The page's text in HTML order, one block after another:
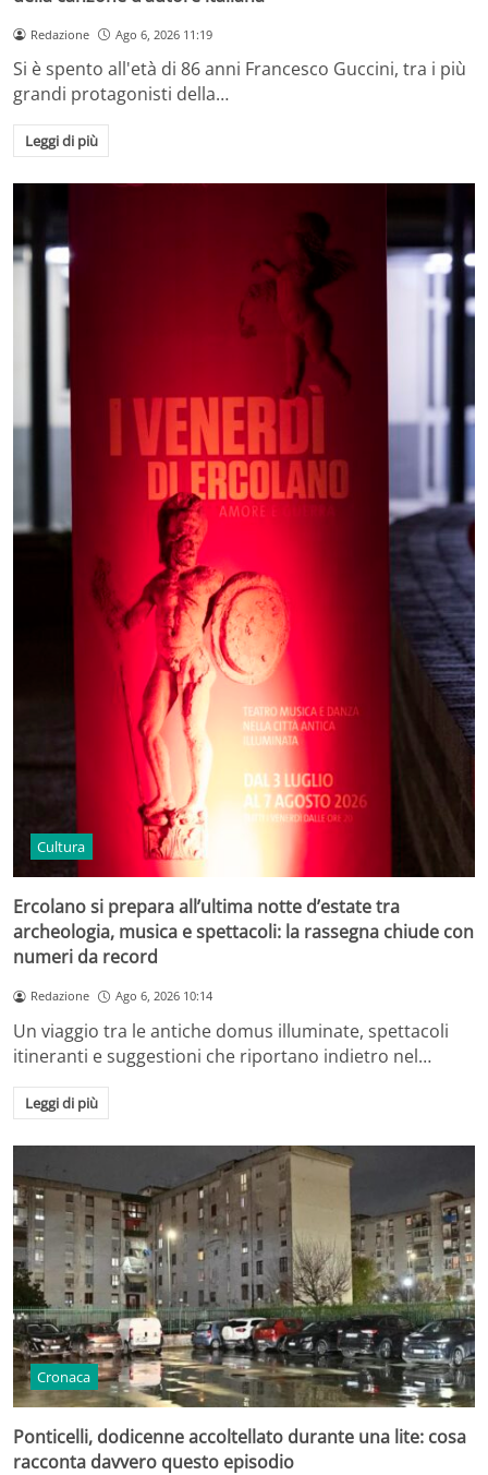
Redazione Ago 6, 2026 11:19
Si è spento all'età di 86 anni Francesco Guccini, tra i più
grandi protagonisti della…
Leggi di più
Cultura
Ercolano si prepara all’ultima notte d’estate tra
archeologia, musica e spettacoli: la rassegna chiude con
numeri da record
Redazione Ago 6, 2026 10:14
Un viaggio tra le antiche domus illuminate, spettacoli
itineranti e suggestioni che riportano indietro nel…
Leggi di più
Cronaca
Ponticelli, dodicenne accoltellato durante una lite: cosa
racconta davvero questo episodio